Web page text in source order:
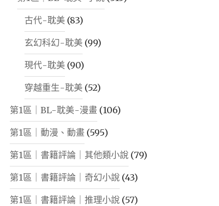
古代-耽美 (83)
玄幻科幻-耽美 (99)
現代-耽美 (90)
穿越重生-耽美 (52)
第1區｜BL-耽美-漫畫 (106)
第1區｜動漫、動畫 (595)
第1區｜書籍評論｜其他類小說 (79)
第1區｜書籍評論｜奇幻小說 (43)
第1區｜書籍評論｜推理小說 (57)